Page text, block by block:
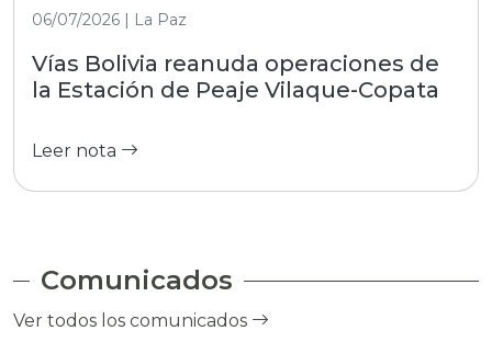
06/07/2026 | La Paz
Vías Bolivia reanuda operaciones de
la Estación de Peaje Vilaque-Copata
Leer nota
Comunicados
Ver todos los comunicados